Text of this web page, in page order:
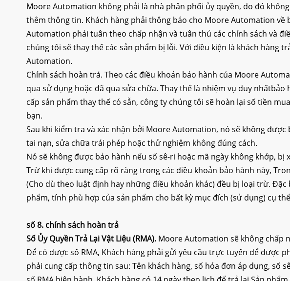
Moore Automation không phải là nhà phân phối ủy quyền, do đó
thêm thông tin. Khách hàng phải thông báo cho Moore Automation
Automation phải tuân theo chấp nhận và tuân thủ các chính sách và
chúng tôi sẽ thay thế các sản phẩm bị lỗi. Với điều kiện là khách
Automation.
Chính sách hoàn trả. Theo các điều khoản bảo hành của Moore
qua sử dụng hoặc đã qua sửa chữa. Thay thế là nhiệm vụ duy
cấp sản phẩm thay thế có sẵn, công ty chúng tôi sẽ hoàn lại số tiền
bạn.
Sau khi kiểm tra và xác nhận bởi Moore Automation, nó sẽ không
tai nạn, sửa chữa trái phép hoặc thử nghiệm không đúng cách.
Nó sẽ không được bảo hành nếu số sê-ri hoặc mã ngày không khớp,
Trừ khi được cung cấp rõ ràng trong các điều khoản bảo hành này,
(Cho dù theo luật định hay những điều khoản khác) đều bị loại trừ.
phẩm, tính phù hợp của sản phẩm cho bất kỳ mục đích (sử dụng) cụ
số 8. chính sách hoàn trả
Số Ủy Quyền Trả Lại Vật Liệu (RMA).Moore Automation sẽ không chấp
Để có được số RMA, Khách hàng phải gửi yêu cầu trực tuyến để được
phải cung cấp thông tin sau: Tên khách hàng, số hóa đơn áp dụng, số